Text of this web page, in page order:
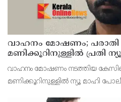
വാഹനം മോഷണം; പരാതി
മണിക്കൂറിനുള്ളിൽ പ്രതി
വാഹനം മോഷണം നടത്തിയ
മണിക്കൂറിനുള്ളിൽ ന്യൂ മാഹി